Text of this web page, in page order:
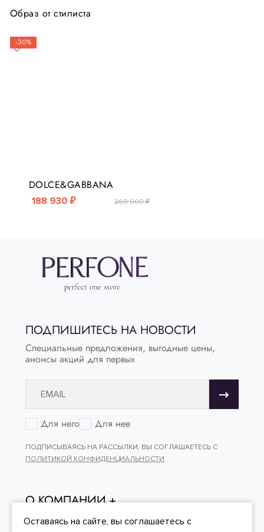
Образ от стилиста
-30%
DOLCE&GABBANA
188 930 ₽ 269 900 ₽
ПОДПИШИТЕСЬ НА НОВОСТИ
Специальные предложения, выгодные цены,
анонсы акций для первых
Для него Для нее
ПОДПИСЫВАЯСЬ НА РАССЫЛКИ, ВЫ СОГЛАШАЕТЕСЬ С
ПОЛИТИКОЙ КОНФИДЕНЦИАЛЬНОСТИ
О КОМПАНИИ
ОНЛАЙН - ПОКУПКИ
Оставаясь на сайте, вы соглашаетесь с